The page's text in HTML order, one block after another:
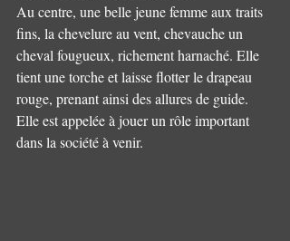
Au centre, une belle jeune femme aux traits
fins, la chevelure au vent, chevauche un
cheval fougueux, richement harnaché. Elle
tient une torche et laisse flotter le drapeau
rouge, prenant ainsi des allures de guide.
Elle est appelée à jouer un rôle important
dans la société à venir.